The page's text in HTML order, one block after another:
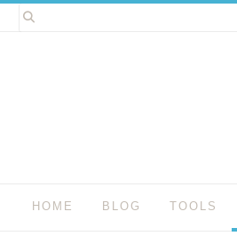
Spring
naar
HOME BLOG TOOLS